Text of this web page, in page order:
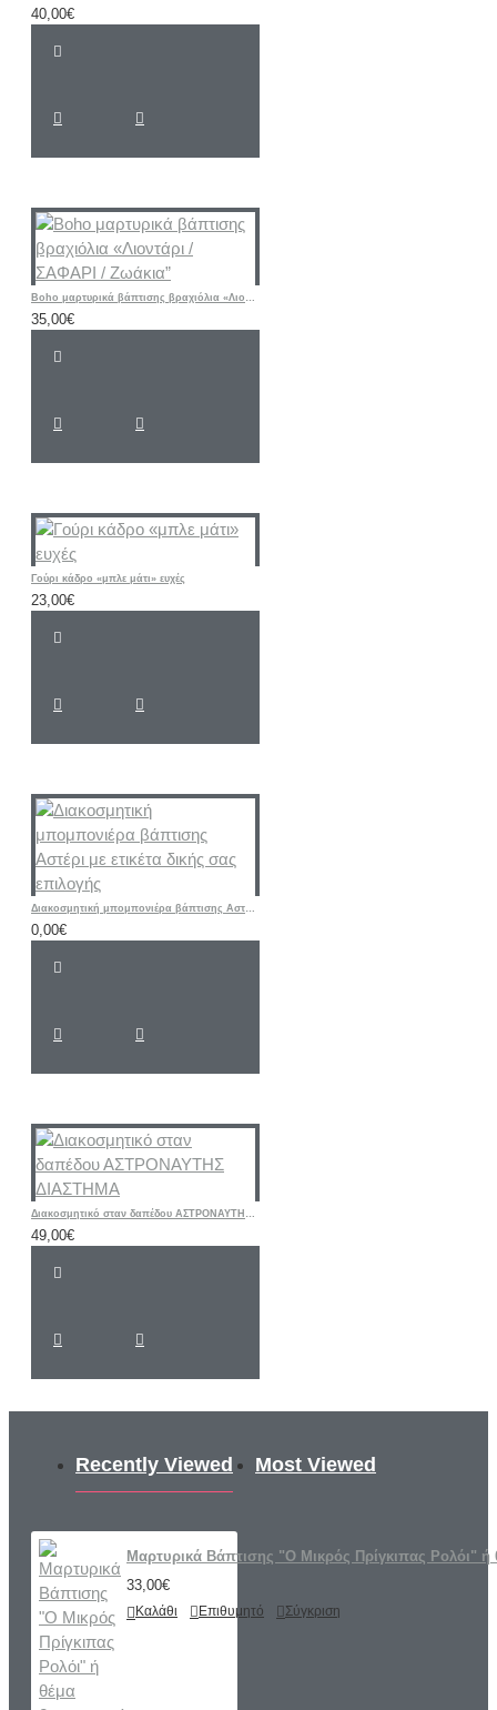
40,00€
Boho μαρτυρικά βάπτισης βραχιόλια «Λιοντάρι / ΣΑΦΑΡΙ / Ζωάκια”
35,00€
Γούρι κάδρο «μπλε μάτι» ευχές
23,00€
Διακοσμητική μπομπονιέρα βάπτισης Αστέρι με ετικέτα δικής σας επιλογής
0,00€
Διακοσμητικό σταν δαπέδου ΑΣΤΡΟΝΑΥΤΗΣ ΔΙΑΣΤΗΜΑ
49,00€
Recently Viewed Most Viewed
Μαρτυρικά Βάπτισης "Ο Μικρός Πρίγκιπας Ρολόι" ή
33,00€
Καλάθι Επιθυμητό Σύγκριση